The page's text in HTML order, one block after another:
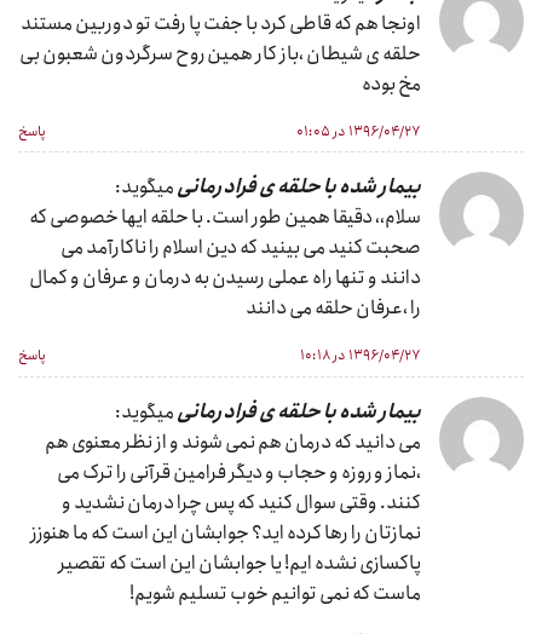
اونجا هم که قاطی کرد با جفت پا رفت تو دوربین مستند
حلقه ی شیطان ،باز کار همین روح سرگردون شعبون بی
مخ بوده
۱۳۹۶/۰۴/۲۷ در ۰۱:۰۵ پاسخ
بیمار شده با حلقه ی فرادرمانیمیگوید:
سلام،، دقیقا همین طور است. با حلقه ایها خصوصی که
صحبت کنید می بینید که دین اسلام را ناکارآمد می
دانند و تنها راه عملی رسیدن به درمان و عرفان و کمال
را ،عرفان حلقه می دانند
۱۳۹۶/۰۴/۲۷ در ۱۰:۱۸ پاسخ
بیمار شده با حلقه ی فرادرمانیمیگوید:
می دانید که درمان هم نمی شوند و از نظر معنوی هم
،نماز و روزه و حجاب و دیگر فرامین قرآنی را ترک می
کنند. وقتی سوال کنید که پس چرا درمان نشدید و
نمازتان را رها کرده اید؟ جوابشان این است که ما هنوزز
پاکسازی نشده ایم! یا جوابشان این است که تقصیر
ماست که نمی توانیم خوب تسلیم شویم!